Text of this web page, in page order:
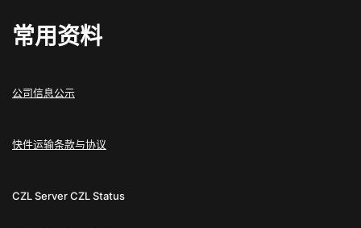
常用资料
公司信息公示
快件运输条款与协议
CZL ServerCZL Status